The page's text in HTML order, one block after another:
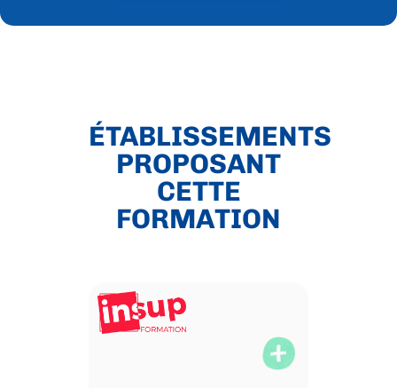
ÉTABLISSEMENTS
PROPOSANT
CETTE
FORMATION